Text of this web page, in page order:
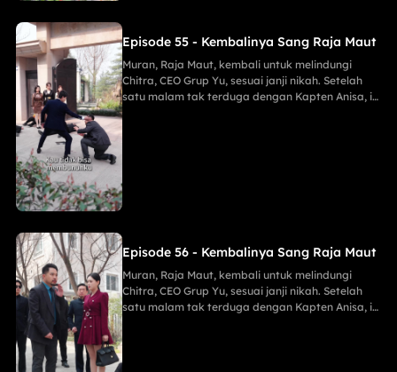
Episode 55 - Kembalinya Sang Raja Maut
Muran, Raja Maut, kembali untuk melindungi
Chitra, CEO Grup Yu, sesuai janji nikah. Setelah
satu malam tak terduga dengan Kapten Anisa, ia
menggagalkan pembunuh Maria, membongkar
mata-mata Lani, dan menghancurkan konspirasi
mudah.
Episode 56 - Kembalinya Sang Raja Maut
Muran, Raja Maut, kembali untuk melindungi
Chitra, CEO Grup Yu, sesuai janji nikah. Setelah
satu malam tak terduga dengan Kapten Anisa, ia
menggagalkan pembunuh Maria, membongkar
mata-mata Lani, dan menghancurkan konspirasi
Keluarga Han demi Proyek Sinar Anti-Kanker,